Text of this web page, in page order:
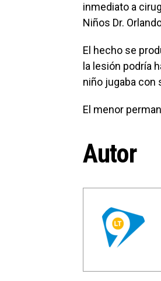
inmediato a
Niños Dr.
El hecho se
la lesión podría
niño jugaba con
El menor
Autor